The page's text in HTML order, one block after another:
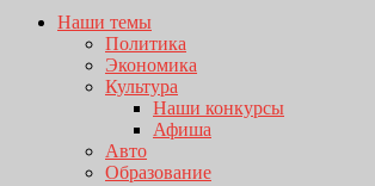
Наши темы
Политика
Экономика
Культура
Наши конкурсы
Афиша
Авто
Образование